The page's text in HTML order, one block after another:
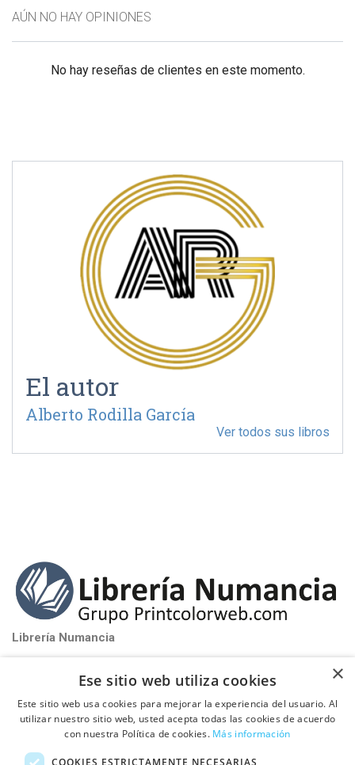
AÚN NO HAY OPINIONES
No hay reseñas de clientes en este momento.
El autor
Alberto Rodilla García
Ver todos sus libros
Librería Numancia
Tel: 93 580 81 32
scheduleDe Lunes a Viernes de 9:00h a 17:00h
PUBLICA TU LIBRO CON NOSOTROS
×
Ese sitio web utiliza cookies
Este sitio web usa cookies para mejorar la experiencia del usuario. Al
utilizar nuestro sitio web, usted acepta todas las cookies de acuerdo
con nuestra Política de cookies. Más información
COOKIES ESTRICTAMENTE NECESARIAS